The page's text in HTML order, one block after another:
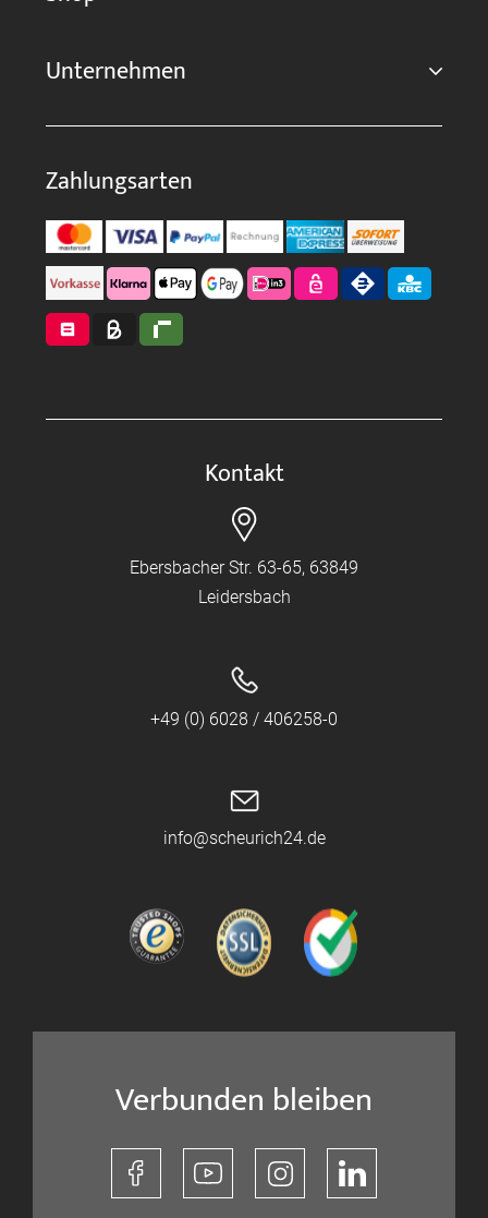
Unternehmen
Zahlungsarten
Kontakt
Ebersbacher Str. 63-65, 63849
Leidersbach
+49 (0) 6028 / 406258-0
info@scheurich24.de
Verbunden bleiben